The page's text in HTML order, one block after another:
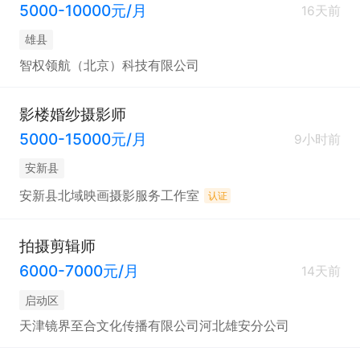
5000-10000元/月
16天前
雄县
智权领航（北京）科技有限公司
影楼婚纱摄影师
5000-15000元/月
9小时前
安新县
安新县北域映画摄影服务工作室 认证
拍摄剪辑师
6000-7000元/月
14天前
启动区
天津镜界至合文化传播有限公司河北雄安分公司